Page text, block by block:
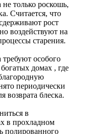
только роскошь,
Считается, что
рост
воздействуют на
старения.
особого
домах , где
периодически
возврата блеска.
в
в прохладном
полированного